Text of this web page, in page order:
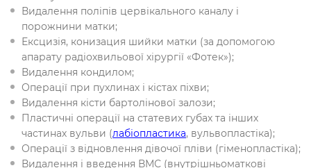
Видалення поліпів цервікального каналу і
порожнини матки;
Ексцизія, конизация шийки матки (за допомогою
апарату радіохвильової хірургії «Фотек»);
Видалення кондилом;
Операції при пухлинах і кістах піхви;
Видалення кісти бартолінової залози;
Пластичні операції на статевих губах та інших
частинах вульви (лабіопластика, вульвопластіка);
Операції з відновлення дівочої пліви (гіменопластіка);
Видалення і введення ВМС (внутрішньоматкові